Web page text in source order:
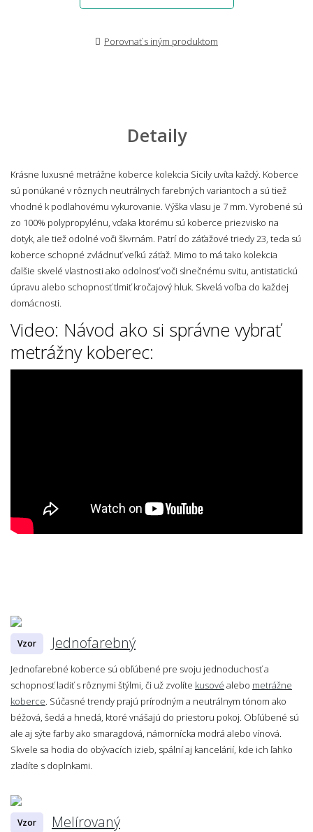
Porovnať s iným produktom
Detaily
Krásne luxusné metrážne koberce kolekcia Sicily uvíta každý. Koberce
sú ponúkané v rôznych neutrálnych farebných variantoch a sú tiež
vhodné k podlahovému vykurovanie. Výška vlasu je 7 mm. Vyrobené sú
zo 100% polypropylénu, vďaka ktorému sú koberce priezvisko na
dotyk, ale tiež odolné voči škvrnám. Patrí do záťažové triedy 23, teda sú
koberce schopné zvládnuť veľkú záťaž. Mimo to má tako kolekcia
ďalšie skvelé vlastnosti ako odolnosť voči slnečnému svitu, antistatickú
úpravu alebo schopnosť tlmiť kročajový hluk. Skvelá voľba do každej
domácnosti.
Video: Návod ako si správne vybrať
metrážny koberec:
Vzor Jednofarebný
Jednofarebné koberce sú obľúbené pre svoju jednoduchosť a
schopnosť ladiť s rôznymi štýlmi, či už zvolíte kusové alebo metrážne
koberce. Súčasné trendy prajú prírodným a neutrálnym tónom ako
béžová, šedá a hnedá, ktoré vnášajú do priestoru pokoj. Obľúbené sú
ale aj sýte farby ako smaragdová, námornícka modrá alebo vínová.
Skvele sa hodia do obývacích izieb, spální aj kancelárií, kde ich ľahko
zladíte s doplnkami.
Vzor Melírovaný